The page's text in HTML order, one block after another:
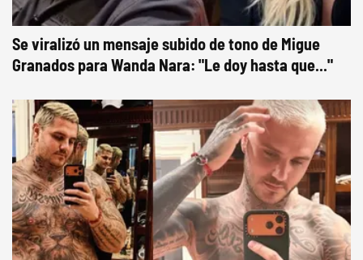
Se viralizó un mensaje subido de tono de Migue
Granados para Wanda Nara: "Le doy hasta que..."